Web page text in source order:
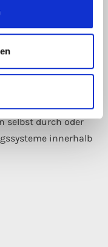
und
selbst durch oder
innerhalb